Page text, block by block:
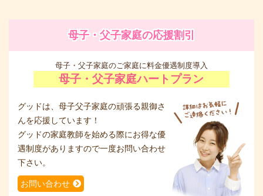
母子・父子家庭の応援割引
母子・父子家庭のご家庭に料金優遇制度導入
母子・父子家庭ハートプラン
グッドは、母子父子家庭の頑張る親御さ
んを応援しています！
グッドの家庭教師を始める際にお得な優
遇制度がありますので一度お問い合わせ
下さい。
お問い合わせ